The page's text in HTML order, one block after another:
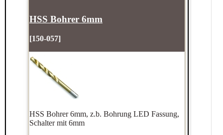
HSS Bohrer 6mm
[150-057]
HSS Bohrer 6mm, z.b. Bohrung LED Fassung,
Schalter mit 6mm